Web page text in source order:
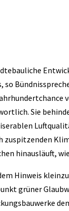
Sie
zuspitzenden
hinausläuft,
Hinweis
grüner